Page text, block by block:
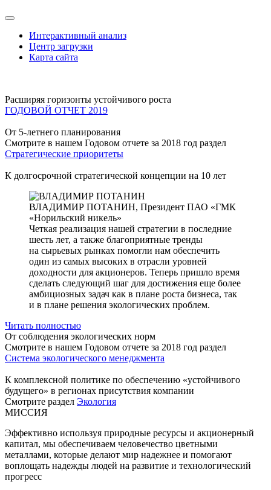
Интерактивный анализ
Центр загрузки
Карта сайта
Расширяя горизонты устойчивого роста
ГОДОВОЙ ОТЧЕТ 2019
От 5-летнего планирования
Смотрите в нашем Годовом отчете за 2018 год раздел
Стратегические приоритеты
К долгосрочной стратегической концепции на 10 лет
ВЛАДИМИР ПОТАНИН, Президент ПАО «ГМК
«Норильский никель»
Четкая реализация нашей стратегии в последние
шесть лет, а также благоприятные тренды
на сырьевых рынках помогли нам обеспечить
один из самых высоких в отрасли уровней
доходности для акционеров. Теперь пришло время
сделать следующий шаг для достижения еще более
амбициозных задач как в плане роста бизнеса, так
и в плане решения экологических проблем.
Читать полностью
От соблюдения экологических норм
Смотрите в нашем Годовом отчете за 2018 год раздел
Система экологического менеджмента
К комплексной политике по обеспечению «устойчивого
будущего» в регионах присутствия компании
Смотрите раздел Экология
МИССИЯ
Эффективно используя природные ресурсы и акционерный
капитал, мы обеспечиваем человечество цветными
металлами, которые делают мир надежнее и помогают
воплощать надежды людей на развитие и технологический
прогресс